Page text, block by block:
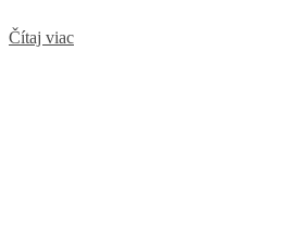
Čítaj viac